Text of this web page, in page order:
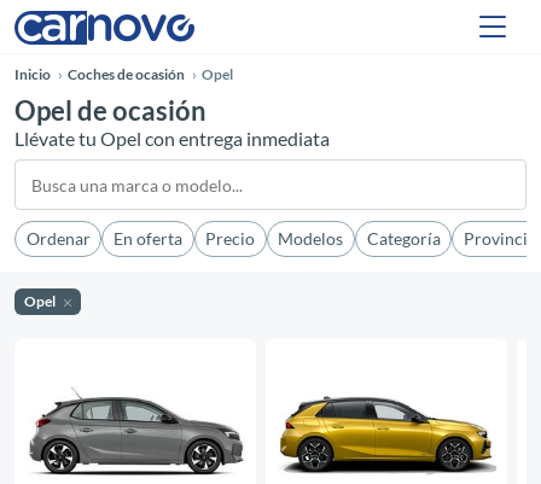
Inicio Coches de ocasión Opel
Opel de ocasión
Llévate tu Opel con entrega inmediata
Ordenar En oferta Precio Modelos Categoría Provincia
Opel